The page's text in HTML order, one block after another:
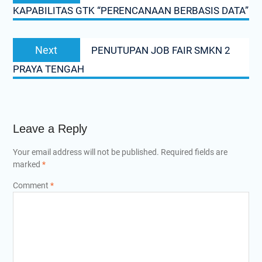
KAPABILITAS GTK “PERENCANAAN BERBASIS DATA”
Next
post:
PENUTUPAN JOB FAIR SMKN 2
PRAYA TENGAH
Leave a Reply
Your email address will not be published. Required fields are
marked *
Comment *